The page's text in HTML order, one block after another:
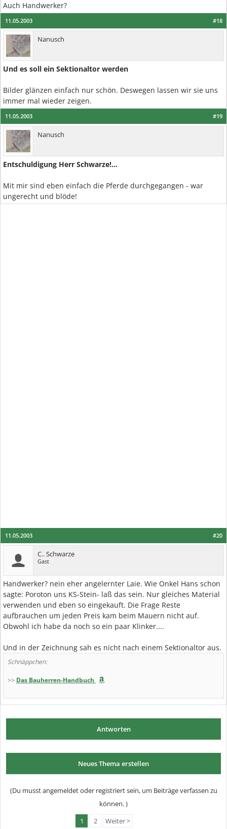
Auch Handwerker?
#18
11.05.2003
Nanusch
Und es soll ein Sektionaltor werden
Bilder glänzen einfach nur schön. Deswegen lassen wir sie uns
immer mal wieder zeigen.
#19
11.05.2003
Nanusch
Entschuldigung Herr Schwarze!...
Mit mir sind eben einfach die Pferde durchgegangen - war
ungerecht und blöde!
#20
11.05.2003
C.. Schwarze
Gast
Handwerker? nein eher angelernter Laie. Wie Onkel Hans schon
sagte: Poroton uns KS-Stein- laß das sein. Nur gleiches Material
verwenden und eben so eingekauft. Die Frage Reste
aufbrauchen um jeden Preis kam beim Mauern nicht auf.
Obwohl ich habe da noch so ein paar Klinker....
Und in der Zeichnung sah es nicht nach einem Sektionaltor aus.
Schnäppchen:
>> Das Bauherren-Handbuch
Antworten
Neues Thema erstellen
(Du musst angemeldet oder registriert sein, um Beiträge verfassen zu
können. )
1
2 Weiter >